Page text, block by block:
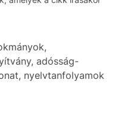
adósság-
nyelvtanfolyamok